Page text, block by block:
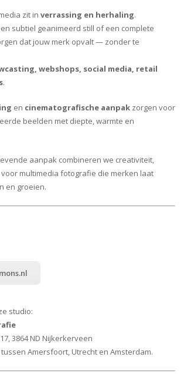
zit in verrassing en herhaling.
subtiel geanimeerd still of een complete
dat jouw merk opvalt — zonder te
webshops, social media, retail
.
en cinematografische aanpak zorgen voor
beelden met diepte, warmte en
aanpak combineren we creativiteit,
multimedia fotografie die merken laat
en groeien.
studio:
3864 ND Nijkerkerveen
Amersfoort, Utrecht en Amsterdam.